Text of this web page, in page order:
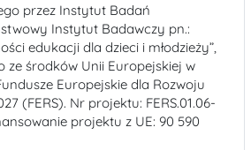
przez Instytut Badań
Instytut Badawczy pn.:
edukacji dla dzieci i młodzieży”,
ze środków Unii Europejskiej w
Europejskie dla Rozwoju
(FERS). Nr projektu: FERS.01.06-
projektu z UE: 90 590